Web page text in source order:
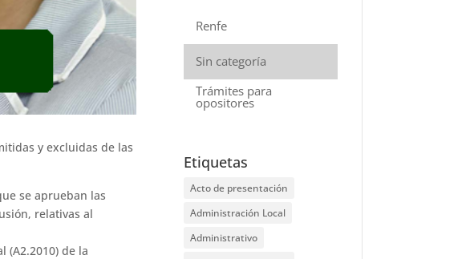
y excluidas de las
se aprueban las
relativas al
(A2.2010) de la
Renfe
Sin categoría
Trámites para
opositores
Etiquetas
Acto de presentación
Administración Local
Administrativo